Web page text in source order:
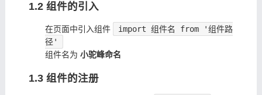
1.2 组件的引入
在页面中引入组件
import 组件名 from '组件路
径'
组件名为 小驼峰命名
1.3 组件的注册